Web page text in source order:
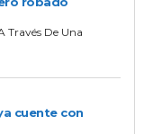
Través De Una
cuente con